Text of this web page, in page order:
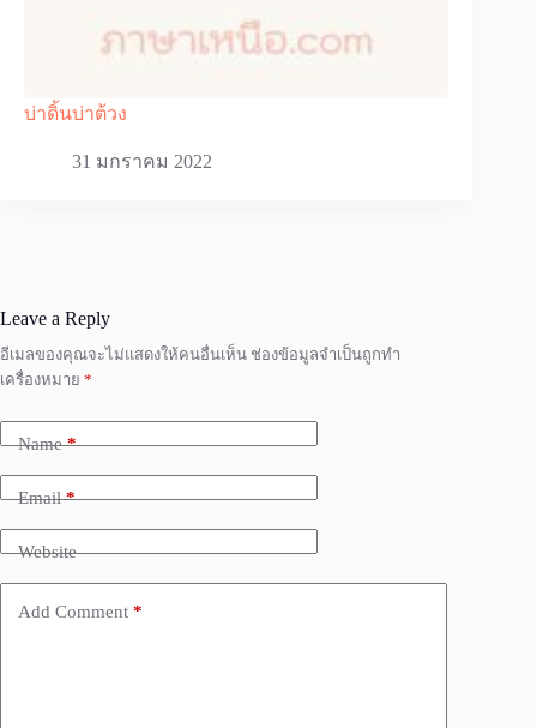
บ่าดิ้นบ่าต้วง
31 มกราคม 2022
Leave a Reply
อีเมลของคุณจะไม่แสดงให้คนอื่นเห็น ช่องข้อมูลจำเป็นถูกทำ
เครื่องหมาย *
Name*
Email*
Website
Add Comment *